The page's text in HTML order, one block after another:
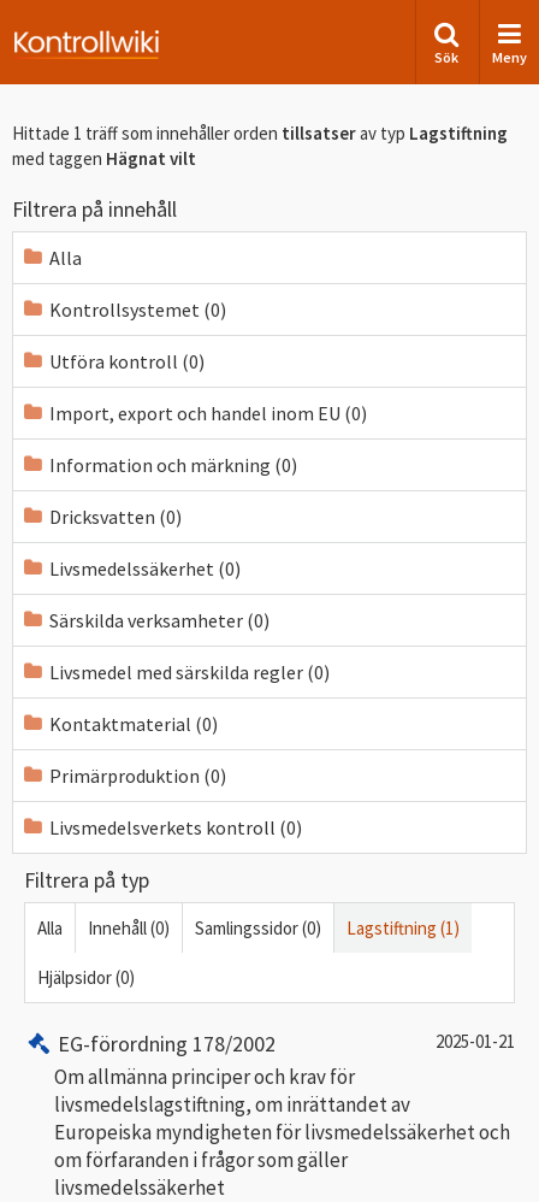
Sök Meny
Hittade 1 träff som innehåller orden tillsatserav typ Lagstiftning
med taggen Hägnat vilt
Filtrera på innehåll
Alla
Kontrollsystemet (0)
Utföra kontroll (0)
Import, export och handel inom EU (0)
Information och märkning (0)
Dricksvatten (0)
Livsmedelssäkerhet (0)
Särskilda verksamheter (0)
Livsmedel med särskilda regler (0)
Kontaktmaterial (0)
Primärproduktion (0)
Livsmedelsverkets kontroll (0)
Filtrera på typ
Alla Innehåll (0) Samlingssidor (0) Lagstiftning (1)
Hjälpsidor (0)
EG-förordning 178/2002 2025-01-21
Om allmänna principer och krav för
livsmedelslagstiftning, om inrättandet av
Europeiska myndigheten för livsmedelssäkerhet och
om förfaranden i frågor som gäller
livsmedelssäkerhet